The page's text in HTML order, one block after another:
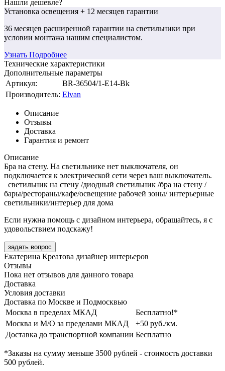
Нашли дешевле?
Установка освещения + 12 месяцев гарантии
36 месяцев расширенной гарантии на светильники при
условии монтажа нашим специалистом.
Узнать Подробнее
Технические характеристики
Дополнительные параметры
Артикул:
BR-36504/1-E14-Bk
Производитель: Elvan
Описание
Отзывы
Доставка
Гарантия и ремонт
Описание
Бра на стену. На светильнике нет выключателя, он
подключается к электрической сети через ваш выключатель.
светильник на стену /диодный светильник /бра на стену /
бары/рестораны/кафе/освещение рабочей зоны/ интерьерные
светильники/интерьер для дома
Если нужна помощь с дизайном интерьера, обращайтесь, я с
удовольствием подскажу!
задать вопрос
Екатерина Креатова дизайнер интерьеров
Отзывы
Пока нет отзывов для данного товара
Доставка
Условия доставки
Доставка по Москве и Подмосквью
Москва в пределах МКАД
Бесплатно!*
Москва и М/О за пределами МКАД
+50 руб./км.
Доставка до транспортной компании Бесплатно
*Заказы на сумму меньше 3500 рублей - стоимость доставки
500 рублей.